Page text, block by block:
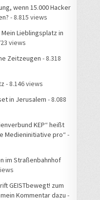
wenn 15.000 Hacker
- 8.815 views
Lieblingsplatz in
views
Zeitzeugen - 8.318
- 8.146 views
in Jerusalem - 8.088
KEP“ heißt
Medieninitiative pro“ -
im Straßenbahnhof
GEISTbewegt! zum
Kommentar dazu -